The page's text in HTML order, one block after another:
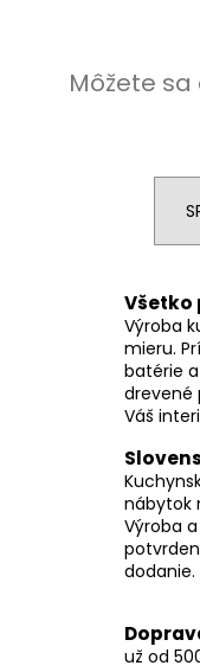
Môžete
Všetko
Výroba
mieru.
batérie
drevené
Váš
nábytok
Výroba
dodanie.
už od